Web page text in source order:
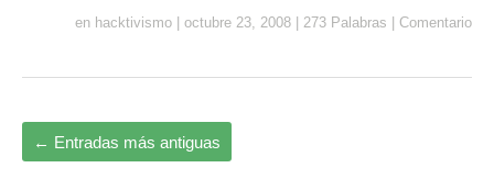
en hacktivismo octubre 23, 2008 273 Palabras Comentario
← Entradas más antiguas